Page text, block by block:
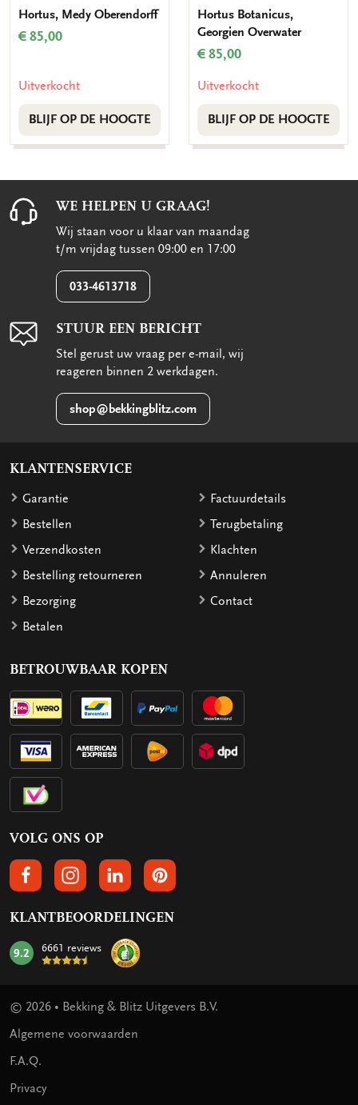
Hortus, Medy Oberendorff
€ 85,00
Uitverkocht
BLIJF OP DE HOOGTE
Hortus Botanicus,
Georgien Overwater
€ 85,00
Uitverkocht
BLIJF OP DE HOOGTE
WE HELPEN U GRAAG!
Wij staan voor u klaar van maandag
t/m vrijdag tussen 09:00 en 17:00
033-4613718
STUUR EEN BERICHT
Stel gerust uw vraag per e-mail, wij
reageren binnen 2 werkdagen.
shop@bekkingblitz.com
KLANTENSERVICE
Garantie
Bestellen
Verzendkosten
Bestelling retourneren
Bezorging
Betalen
Factuurdetails
Terugbetaling
Klachten
Annuleren
Contact
BETROUWBAAR KOPEN
VOLG ONS OP
VOLGS ONS OP FACEBOOK
VOLG ONS OP INSTAGRAM
VOLG ONS OP LINKEDIN
VOLG ONS OP PINTEREST
KLANTBEOORDELINGEN
mark:
9.2 6661 reviews
© 2026 • Bekking & Blitz Uitgevers B.V.
Algemene voorwaarden
F.A.Q.
Privacy